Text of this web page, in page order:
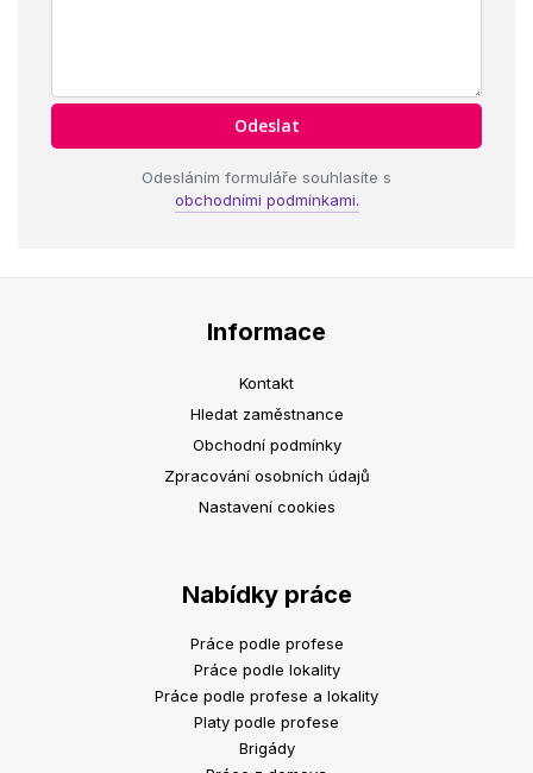
Odesláním formuláře souhlasíte s
obchodními podmínkami.
Informace
Kontakt
Hledat zaměstnance
Obchodní podmínky
Zpracování osobních údajů
Nastavení cookies
Nabídky práce
Práce podle profese
Práce podle lokality
Práce podle profese a lokality
Platy podle profese
Brigády